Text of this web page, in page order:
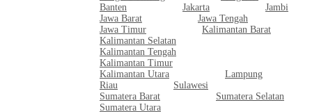
Banten
Jakarta
Jambi
Jawa Barat
Jawa Tengah
Jawa Timur
Kalimantan Barat
Kalimantan Selatan
Kalimantan Tengah
Kalimantan Timur
Kalimantan Utara
Lampung
Riau
Sulawesi
Sumatera Barat
Sumatera Selatan
Sumatera Utara